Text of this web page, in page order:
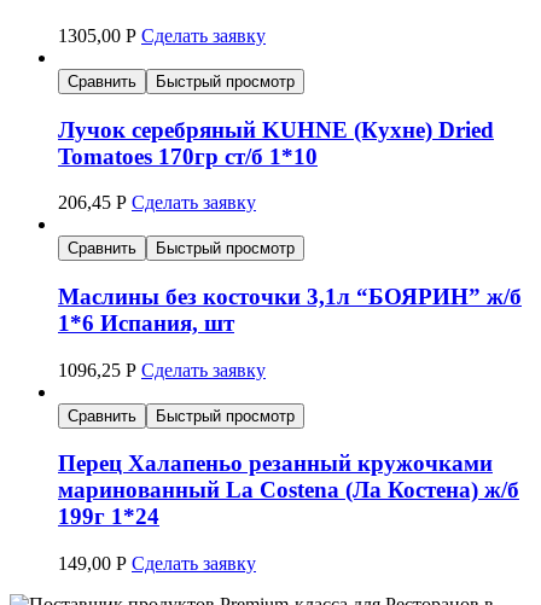
1305,00 Р Сделать заявку
Сравнить Быстрый просмотр
Лучок серебряный KUHNE (Кухне) Dried
Tomatoes 170гр ст/б 1*10
206,45 Р Сделать заявку
Сравнить Быстрый просмотр
Маслины без косточки 3,1л “БОЯРИН” ж/б
1*6 Испания, шт
1096,25 Р Сделать заявку
Сравнить Быстрый просмотр
Перец Халапеньо резанный кружочками
маринованный La Costena (Ла Костена) ж/б
199г 1*24
149,00 Р Сделать заявку